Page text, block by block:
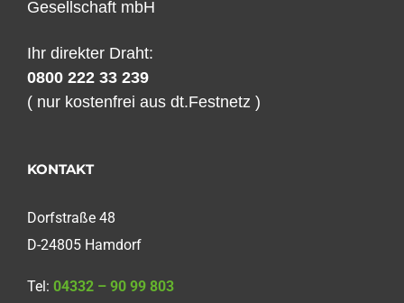
Gesellschaft mbH
Ihr direkter Draht:
0800 222 33 239
( nur kostenfrei aus dt.Festnetz )
KONTAKT
Dorfstraße 48
D-24805 Hamdorf
Tel: 04332 – 90 99 803